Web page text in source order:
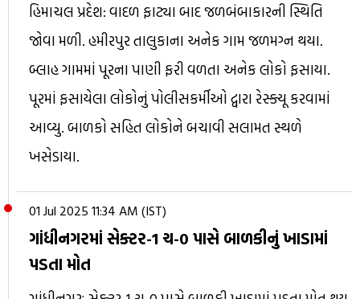
હિમાચલ પ્રદેશ: વાદળ ફાટ્યા બાદ જળબંબાકારની સ્થિતિ
જોવા મળી. હમીરપુર તાલુકાના અનેક ગામ જળમગ્ન થયા.
બ્લાહ ગામમાં પૂરના પાણી ફરી વળતા અનેક લોકો ફસાયા.
પૂરમાં ફસાયેલા લોકોનું પોલીસકર્મીઓ દ્વારા રેસ્ક્યૂ કરવામાં
આવ્યુ. બાળકો સહિત લોકોને બચાવી સલામત સ્થળે
ખસેડાયા.
01 Jul 2025 11:34 AM (IST)
ગાંધીનગરમાં સેક્ટર-1 ચ-0 પાસે બાળકીનું ખાડામાં
પડતા મોત